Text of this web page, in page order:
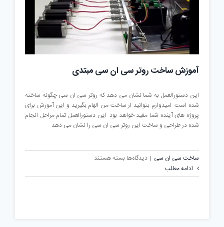
آموزش ساخت روتر سی ان سی مبتدی
این دستورالعمل به شما نشان می دهد که روتر سی ان سی چگونه ساخته
شده است. امیدوارم بتوانید از ساخت من الهام بگیرید و این آموزش برای
پروژه های آینده شما مفید خواهد بود. این دستورالعمل تمام مراحل انجام
شده در طراحی و ساخت این روتر سی ان سی را نشان می دهد.
ساخت سی ان سی | دیدگاه‌ها برای
ساخت
بسته هستند
ادامه مطلب